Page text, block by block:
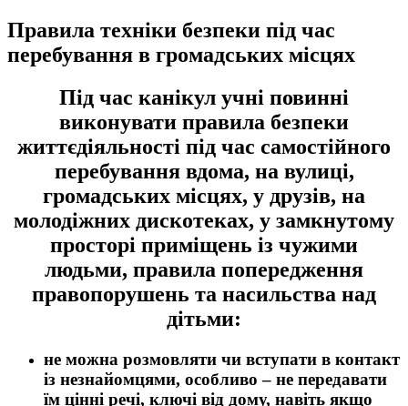
Правила техніки безпеки під час
перебування в громадських місцях
Під час канікул учні повинні
виконувати правила безпеки
життєдіяльності під час самостійного
перебування вдома, на вулиці,
громадських місцях, у друзів, на
молодіжних дискотеках, у замкнутому
просторі приміщень із чужими
людьми, правила попередження
правопорушень та насильства над
дітьми:
не можна розмовляти чи вступати в контакт
із незнайомцями, особливо – не передавати
їм цінні речі, ключі від дому, навіть якщо